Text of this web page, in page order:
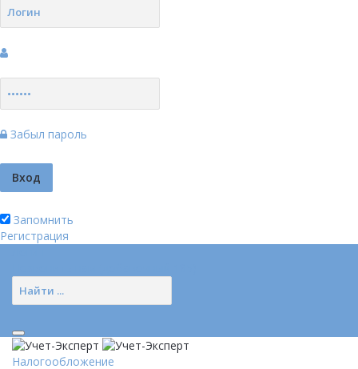
Забыл пароль
Запомнить
Регистрация
Налогообложение